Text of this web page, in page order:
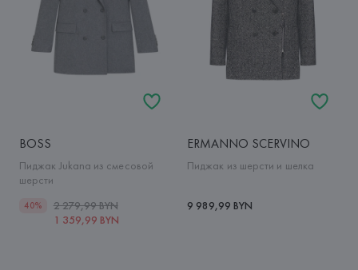
BOSS
Пиджак Jukana из смесовой
шерсти
40%
2 279,99 BYN
1 359,99 BYN
ERMANNO SCERVINO
Пиджак из шерсти и шелка
9 989,99 BYN